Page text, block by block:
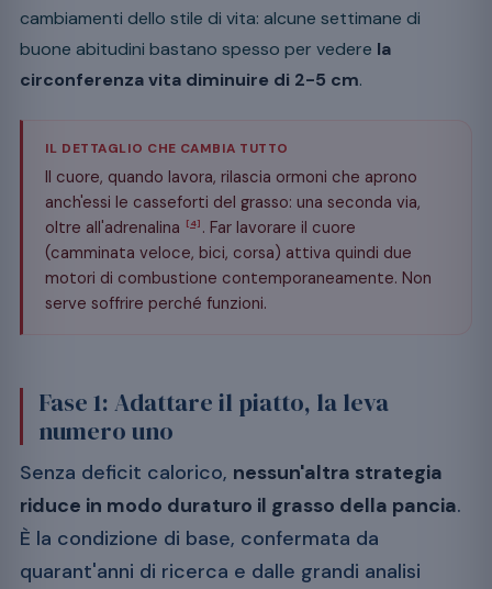
cambiamenti dello stile di vita: alcune settimane di
buone abitudini bastano spesso per vedere la
circonferenza vita diminuire di 2-5 cm.
IL DETTAGLIO CHE CAMBIA TUTTO
Il cuore, quando lavora, rilascia ormoni che aprono
anch'essi le casseforti del grasso: una seconda via,
oltre all'adrenalina
[4] . Far lavorare il cuore
(camminata veloce, bici, corsa) attiva quindi due
motori di combustione contemporaneamente. Non
serve soffrire perché funzioni.
Fase 1: Adattare il piatto, la leva
numero uno
Senza deficit calorico, nessun'altra strategia
riduce in modo duraturo il grasso della pancia.
È la condizione di base, confermata da
quarant'anni di ricerca e dalle grandi analisi